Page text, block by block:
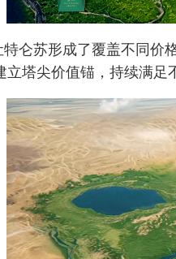
仑苏形成了覆盖不同价
塔尖价值锚，持续满足